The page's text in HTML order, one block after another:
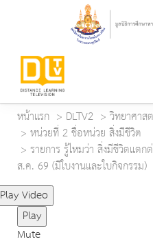
หน้าแรก DLTV2
วิทยาศาส
หน่วยที่ 2 ชื่อหน่วย สิ่งมีชีวิต
รายการ รู้ไหมว่า สิ่งมีชีวิตแตก
ส.ค. 69 (มีใบงานและใบกิจกรรม)
Play Video
Play
Mute